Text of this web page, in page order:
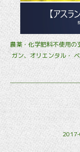
農薬・化学肥料不使用の
ガン、オリエン